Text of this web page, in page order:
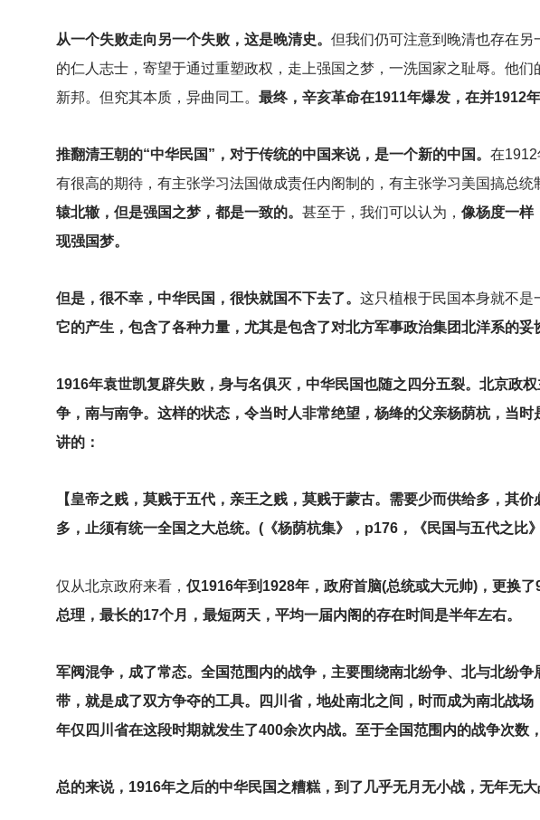
从一个失败走向另一个失败，这是晚清史。 但我们仍可注意到晚清也存在另
的仁人志士，寄望于通过重塑政权，走上强国之梦，一洗国家之耻辱。他
新邦。但究其本质，异曲同工。 最终，辛亥革命在1911年爆发，在并1912
推翻清王朝的“中华民国”，对于传统的中国来说，是一个新的中国。 在
有很高的期待，有主张学习法国做成责任内阁制的，有主张学习美国搞总统
辕北辙，但是强国之梦，都是一致的。 甚至于，我们可以认为， 像杨度一样
现强国梦。
但是，很不幸，中华民国，很快就国不下去了。 这只植根于民国本身就不是
它的产生，包含了各种力量，尤其是包含了对北方军事政治集团北洋系的妥
1916年袁世凯复辟失败，身与名俱灭，中华民国也随之四分五裂。北京政
争，南与南争。这样的状态，令当时人非常绝望，杨绛的父亲杨荫杭，当
讲的：
【皇帝之贱，莫贱于五代，亲王之贱，莫贱于蒙古。需要少而供给多，其
多，止须有统一全国之大总统。(《杨荫杭集》，p176，《民国与五代之比》
仅从北京政府来看， 仅1916年到1928年，政府首脑(总统或大元帅)，更换
总理，最长的17个月，最短两天，平均一届内阁的存在时间是半年左右。
军阀混争，成了常态。全国范围内的战争，主要围绕南北纷争、北与北纷
带，就是成了双方争夺的工具。四川省，地处南北之间，时而成为南北战
年仅四川省在这段时期就发生了400余次内战。至于全国范围内的战争次数
总的来说，1916年之后的中华民国之糟糕，到了几乎无月无小战，无年无